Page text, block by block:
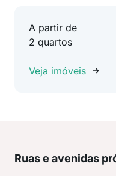
A partir de
2 quartos
Veja imóveis
Ruas e avenidas